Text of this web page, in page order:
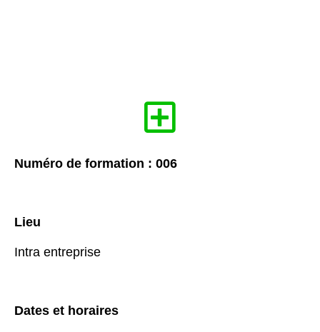
Numéro de formation : 006
Lieu
Intra entreprise
Dates et horaires